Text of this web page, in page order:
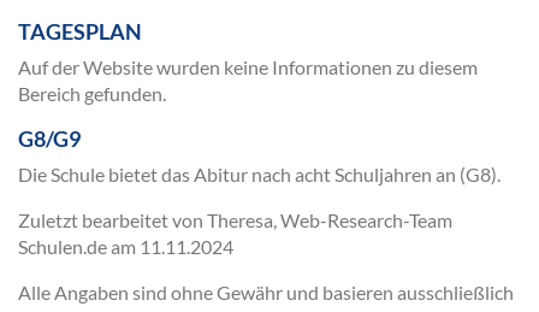
TAGESPLAN
Auf der Website wurden keine Informationen zu diesem
Bereich gefunden.
G8/G9
Die Schule bietet das Abitur nach acht Schuljahren an (G8).
Zuletzt bearbeitet von Theresa, Web-Research-Team
Schulen.de am 11.11.2024
Alle Angaben sind ohne Gewähr und basieren ausschließlich